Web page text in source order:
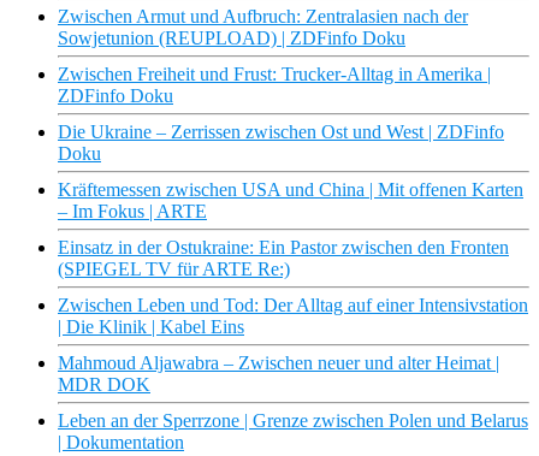
Zwischen Armut und Aufbruch: Zentralasien nach der
Sowjetunion (REUPLOAD) | ZDFinfo Doku
Zwischen Freiheit und Frust: Trucker-Alltag in Amerika |
ZDFinfo Doku
Die Ukraine – Zerrissen zwischen Ost und West | ZDFinfo
Doku
Kräftemessen zwischen USA und China | Mit offenen Karten
– Im Fokus | ARTE
Einsatz in der Ostukraine: Ein Pastor zwischen den Fronten
(SPIEGEL TV für ARTE Re:)
Zwischen Leben und Tod: Der Alltag auf einer Intensivstation
| Die Klinik | Kabel Eins
Mahmoud Aljawabra – Zwischen neuer und alter Heimat |
MDR DOK
Leben an der Sperrzone | Grenze zwischen Polen und Belarus
| Dokumentation